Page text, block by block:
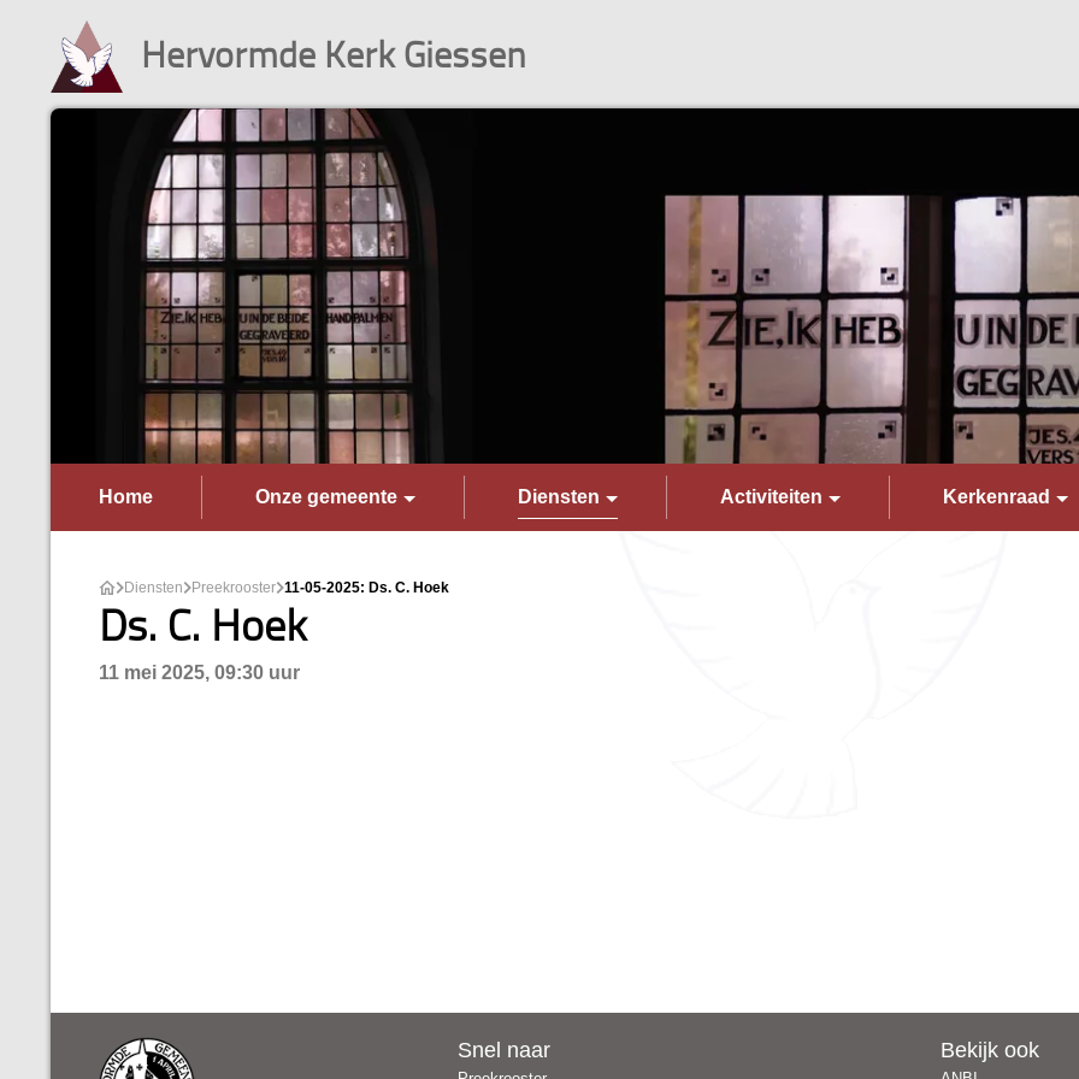
Hervormde Kerk Giessen
Home Onze gemeente Diensten Activiteiten Kerkenraad
Diensten Preekrooster 11-05-2025: Ds. C. Hoek
Ds. C. Hoek
11 mei 2025, 09:30 uur
Snel naar Bekijk ook